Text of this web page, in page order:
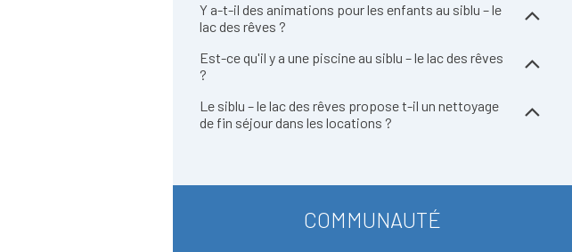
Y a-t-il des animations pour les enfants au siblu – le
lac des rêves ?
Est-ce qu'il y a une piscine au siblu – le lac des rêves
?
Le siblu – le lac des rêves propose t-il un nettoyage
de fin séjour dans les locations ?
COMMUNAUTÉ